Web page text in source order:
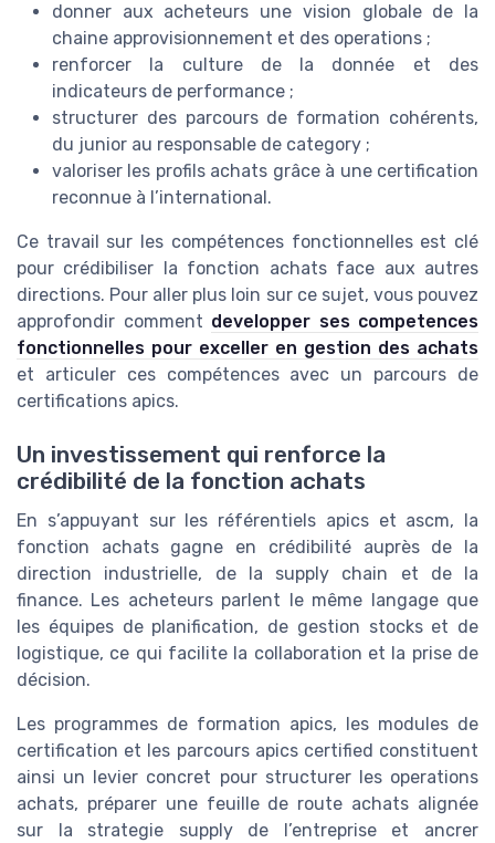
donner aux acheteurs une vision globale de la
chaine approvisionnement et des operations ;
renforcer la culture de la donnée et des
indicateurs de performance ;
structurer des parcours de formation cohérents,
du junior au responsable de category ;
valoriser les profils achats grâce à une certification
reconnue à l’international.
Ce travail sur les compétences fonctionnelles est clé
pour crédibiliser la fonction achats face aux autres
directions. Pour aller plus loin sur ce sujet, vous pouvez
approfondir comment developper ses competences
fonctionnelles pour exceller en gestion des achats
et articuler ces compétences avec un parcours de
certifications apics.
Un investissement qui renforce la
crédibilité de la fonction achats
En s’appuyant sur les référentiels apics et ascm, la
fonction achats gagne en crédibilité auprès de la
direction industrielle, de la supply chain et de la
finance. Les acheteurs parlent le même langage que
les équipes de planification, de gestion stocks et de
logistique, ce qui facilite la collaboration et la prise de
décision.
Les programmes de formation apics, les modules de
certification et les parcours apics certified constituent
ainsi un levier concret pour structurer les operations
achats, préparer une feuille de route achats alignée
sur la strategie supply de l’entreprise et ancrer